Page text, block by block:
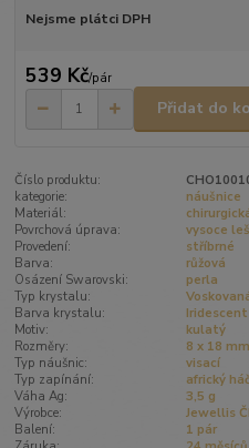
Nejsme plátci DPH
539 Kč/pár
Přidat do
Číslo produktu:
kategorie:
náušnice
Materiál:
Povrchová úprava:
vysoce
Provedení:
stříbrné
Barva:
růžová
Osázení Swarovski:
perla
Typ krystalu:
Barva krystalu:
Motiv:
kulatý
Rozměry:
8 x 18 mm
Typ náušnic:
visací
Typ zapínání:
africký
Váha Ag:
3,5 g
Výrobce:
Jewellis
Balení:
1 pár